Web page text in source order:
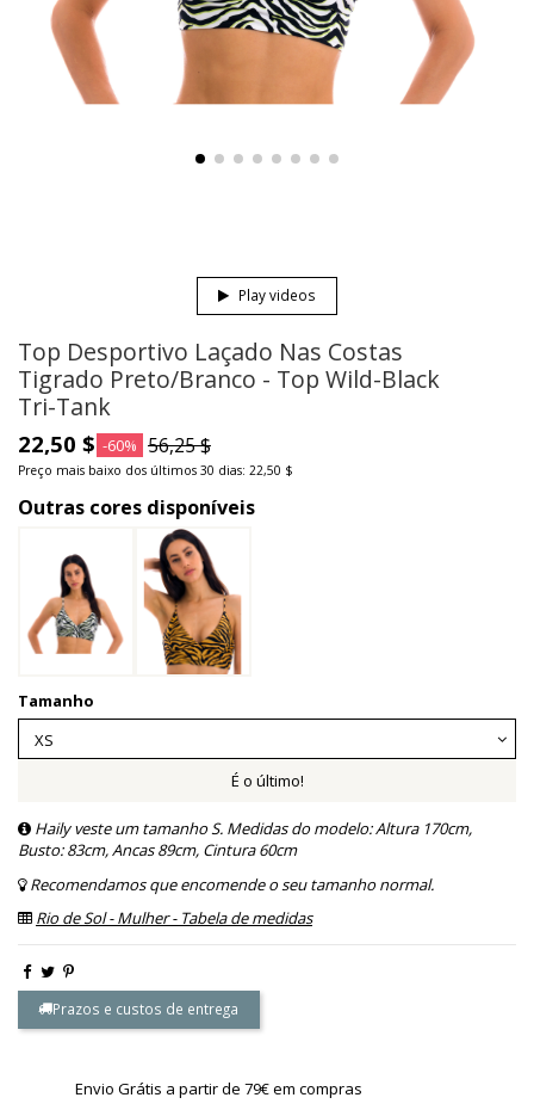
Play videos
Top Desportivo Laçado Nas Costas
Tigrado Preto/Branco - Top Wild-Black
Tri-Tank
22,50 $ -60% 56,25 $
Preço mais baixo dos últimos 30 dias: 22,50 $
Outras cores disponíveis
Tamanho
É o último!
Haily veste um tamanho S. Medidas do modelo: Altura 170cm,
Busto: 83cm, Ancas 89cm, Cintura 60cm
Recomendamos que encomende o seu tamanho normal.
Rio de Sol - Mulher - Tabela de medidas
Prazos e custos de entrega
Envio Grátis a partir de 79€ em compras